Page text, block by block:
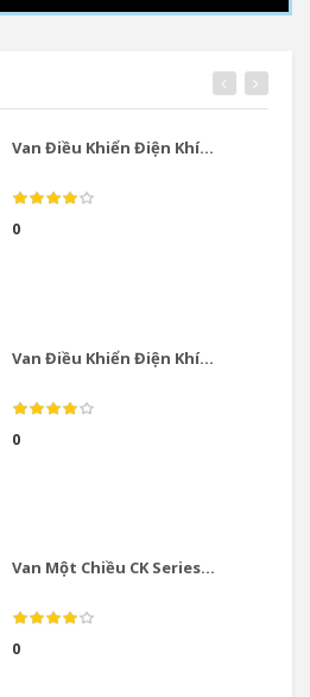
Van Điều Khiển Điện Khí...
0
Van Điều Khiển Điện Khí...
0
Van Một Chiều CK Series...
0